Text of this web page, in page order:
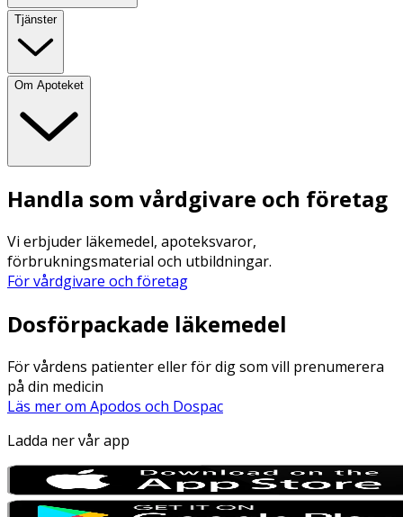
Tjänster
Om Apoteket
Handla som vårdgivare och företag
Vi erbjuder läkemedel, apoteksvaror,
förbrukningsmaterial och utbildningar.
För vårdgivare och företag
Dosförpackade läkemedel
För vårdens patienter eller för dig som vill prenumerera
på din medicin
Läs mer om Apodos och Dospac
Ladda ner vår app